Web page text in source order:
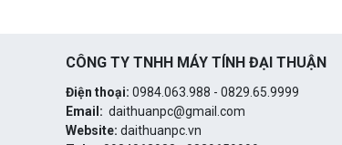
CÔNG TY TNHH MÁY TÍNH ĐẠI THUẬN
Điện thoại: 0984.063.988 - 0829.65.9999
Email: daithuanpc@gmail.com
Website: daithuanpc.vn